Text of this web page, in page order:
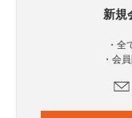
新規
・
・会